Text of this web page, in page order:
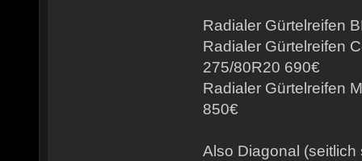
Radialer Gürtelreifen
Radialer Gürtelreifen
275/80R20 690€
Radialer Gürtelreifen
850€
Also Diagonal